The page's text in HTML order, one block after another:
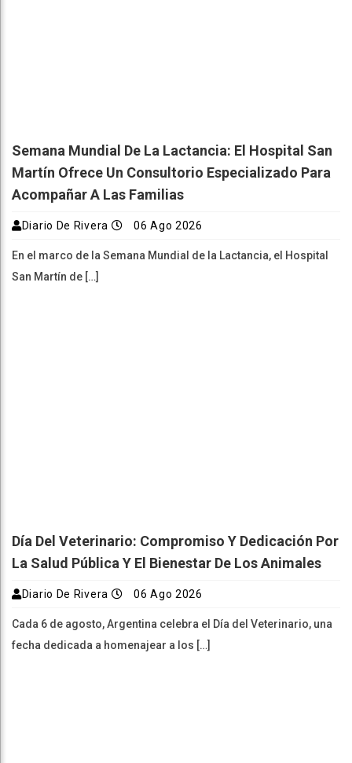
Semana Mundial De La Lactancia: El Hospital San
Martín Ofrece Un Consultorio Especializado Para
Acompañar A Las Familias
Diario De Rivera 06 Ago 2026
En el marco de la Semana Mundial de la Lactancia, el Hospital
San Martín de […]
Día Del Veterinario: Compromiso Y Dedicación Por
La Salud Pública Y El Bienestar De Los Animales
Diario De Rivera 06 Ago 2026
Cada 6 de agosto, Argentina celebra el Día del Veterinario, una
fecha dedicada a homenajear a los […]